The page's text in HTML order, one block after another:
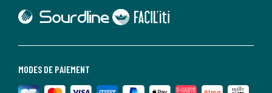
MODES DE PAIEMENT
lien vers Sourdline
lien vers Faciliti